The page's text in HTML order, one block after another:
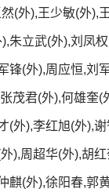
(外),王少敏(外),
朱立武(外),刘凤
锋(外),周应恒,刘
茂君(外),何雄奎(
(外),李红旭(外),
),周超华(外),胡
麒(外),徐阳春,郭